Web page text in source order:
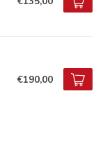
€190,00